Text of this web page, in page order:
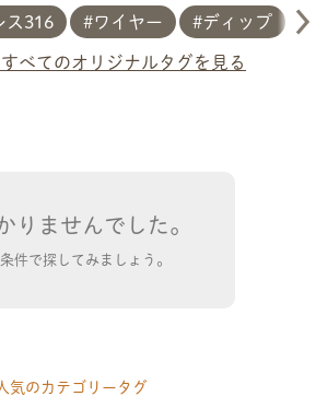
ス316 ワイヤー ディップ
べてのオリジナルタグを見る
りませんでした。
件で探してみましょう。
気のカテゴリータグ